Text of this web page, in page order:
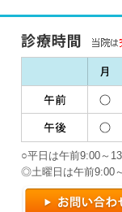
○平日は午前9:00～
◎土曜日は午前9:00